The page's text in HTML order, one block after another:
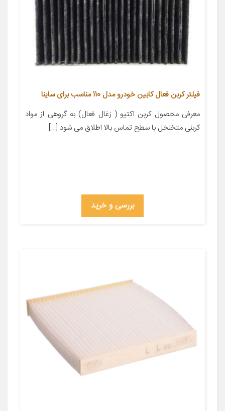
فیلتر کربن فعال کابین خودرو مدل 110 مناسب برای ساینا
معرفی محصول کربن اکتیو ( زغال فعال) به گروهی از مواد
کربنی متخلخل با سطح تماس بالا اطلاق می شود […]
بررسی و خرید